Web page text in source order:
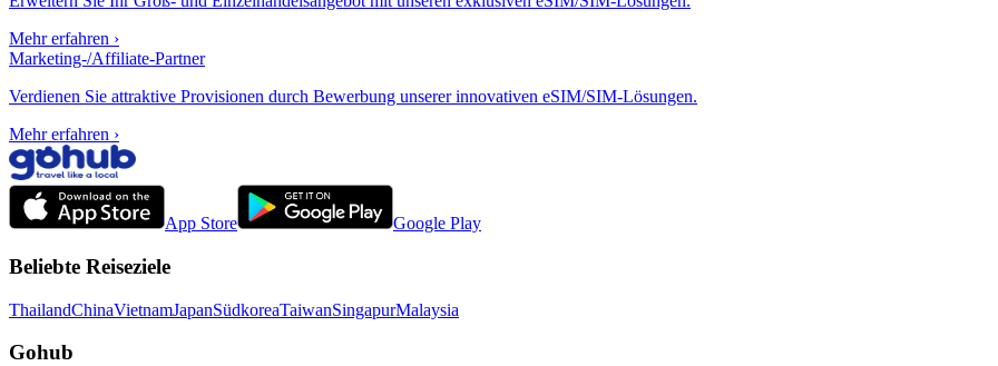
Mehr erfahren ›
Marketing-/Affiliate-Partner
Verdienen Sie attraktive Provisionen durch Bewerbung unserer innovativen eSIM/SIM-Lösungen.
Mehr erfahren ›
App Store Google Play
Beliebte Reiseziele
ThailandChinaVietnamJapanSüdkoreaTaiwanSingapurMalaysia
Gohub